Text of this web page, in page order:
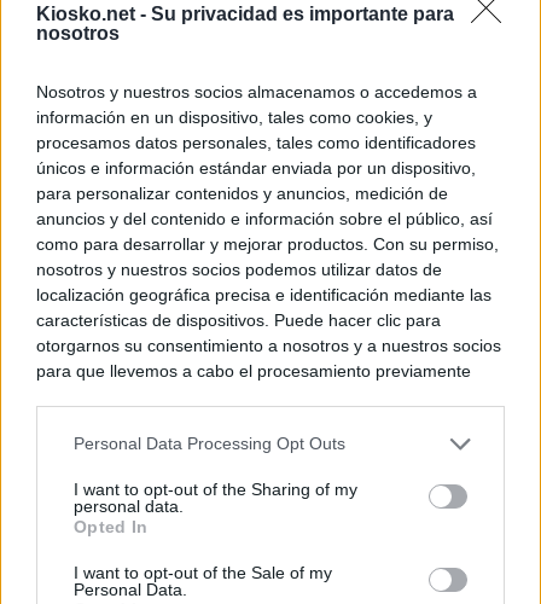
Kiosko.net - Su privacidad es importante para
nosotros
Nosotros y nuestros socios almacenamos o accedemos a
información en un dispositivo, tales como cookies, y
procesamos datos personales, tales como identificadores
únicos e información estándar enviada por un dispositivo,
para personalizar contenidos y anuncios, medición de
anuncios y del contenido e información sobre el público, así
como para desarrollar y mejorar productos. Con su permiso,
nosotros y nuestros socios podemos utilizar datos de
localización geográfica precisa e identificación mediante las
características de dispositivos. Puede hacer clic para
otorgarnos su consentimiento a nosotros y a nuestros socios
para que llevemos a cabo el procesamiento previamente
negar su consentimiento. Tenga en cuenta que algún
de su consentimiento, pero usted tiene el derecho de
rechazar tal procesamiento. Sus preferencias se aplicarán
cualquier momento entrando de nuevo en este sitio web o
visitando nuestra política de privacidad.
Personal Data Processing Opt Outs
I want to opt-out of the Sharing of my
personal data.
Opted In
I want to opt-out of the Sale of my
Personal Data.